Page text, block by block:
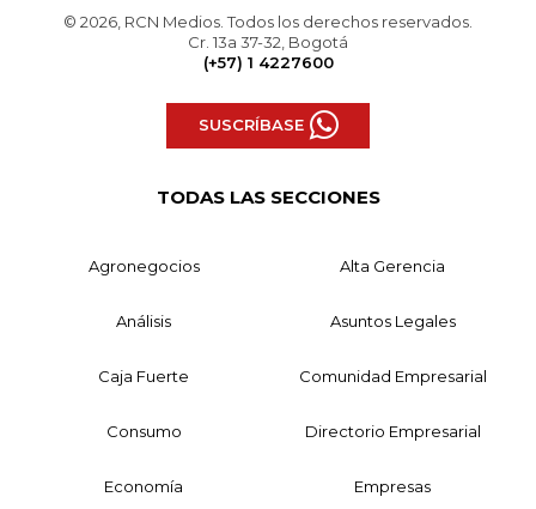
© 2026, RCN Medios. Todos los derechos reservados.
Cr. 13a 37-32, Bogotá
(+57) 1 4227600
SUSCRÍBASE
TODAS LAS SECCIONES
Agronegocios Alta Gerencia
Análisis Asuntos Legales
Caja Fuerte Comunidad Empresarial
Consumo Directorio Empresarial
Economía Empresas